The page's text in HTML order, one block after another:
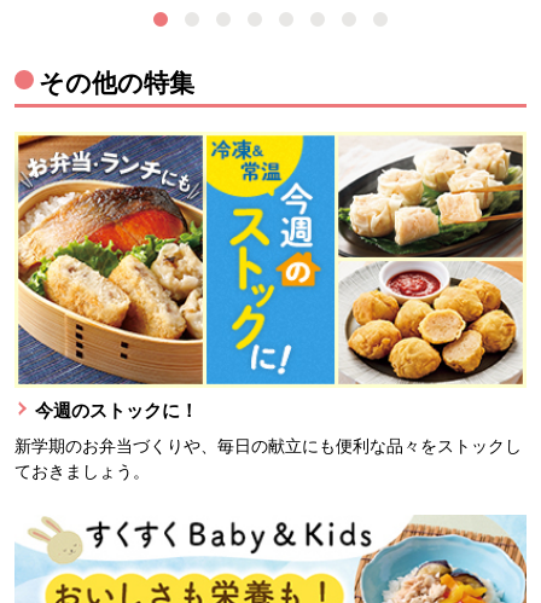
その他の特集
今週のストックに！
新学期のお弁当づくりや、毎日の献立にも便利な品々をストックし
ておきましょう。